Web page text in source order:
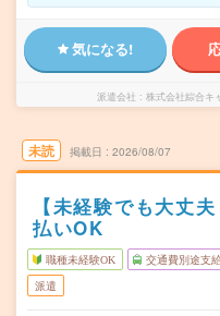
気になる!
派遣会社 株式会社綜合キ
未読 掲載日 2026/08/07
【未経験でも大丈
払いOK
職種未経験OK 交通費別途支
派遣